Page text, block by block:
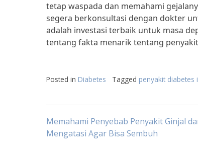
tetap waspada dan memahami
segera berkonsultasi dengan dokter
adalah investasi terbaik untuk masa
tentang fakta menarik tentang
Posted in Diabetes Tagged penyakit
Post
Memahami Penyebab Penyakit Ginjal
Mengatasi Agar Bisa Sembuh